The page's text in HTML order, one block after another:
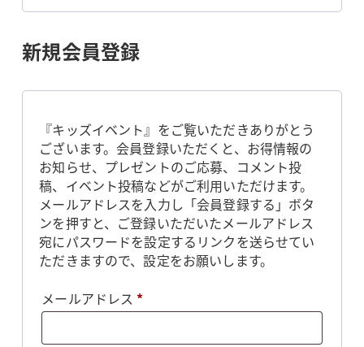
新規会員登録
『キッズイベント』をご覧いただきありがとう
ございます。会員登録いただくと、お得情報の
お知らせ、プレゼントのご応募、コメント投
稿、イベント投稿などがご利用いただけます。
メールアドレスを入力し「会員登録する」ボタ
ンを押すと、ご登録いただいたメールアドレス
宛にパスワードを設定するリンクを送らせてい
ただきますので、設定をお願いします。
メールアドレス *必